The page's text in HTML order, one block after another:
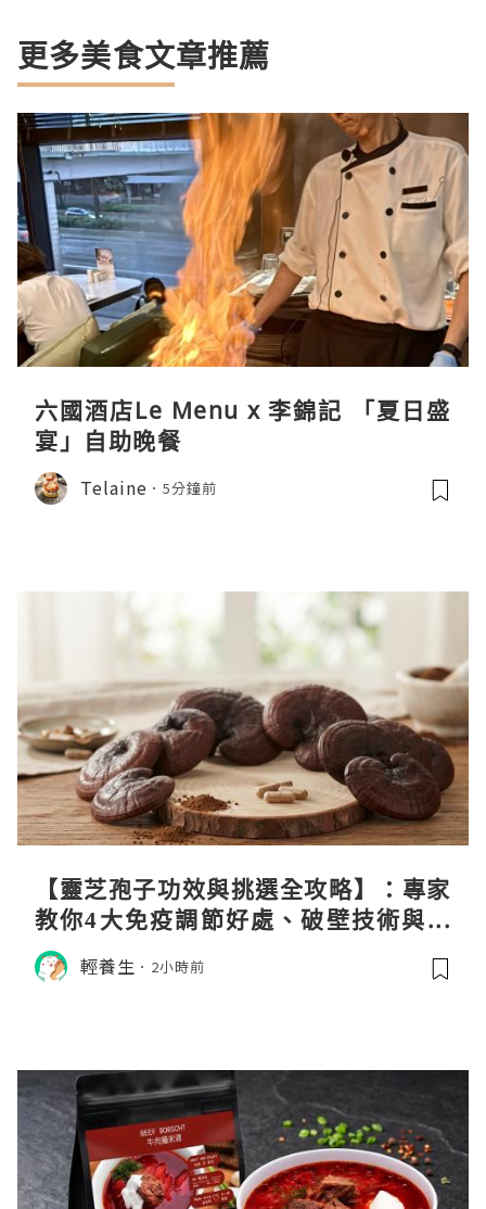
更多美食文章推薦
六國酒店Le Menu x 李錦記 「夏日盛
宴」自助晚餐
Telaine 5分鐘前
【靈芝孢子功效與挑選全攻略】：專家
教你4大免疫調節好處、破壁技術與挑
選秘訣
輕養生 2小時前